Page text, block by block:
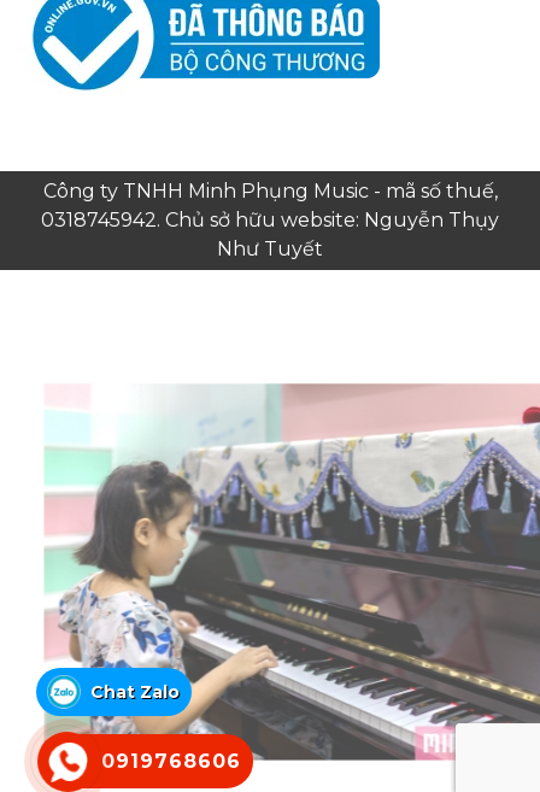
Công ty TNHH Minh Phụng Music - mã số thuế,
0318745942. Chủ sở hữu website: Nguyễn Thụy
Như Tuyết
0919768606
Chat Zalo